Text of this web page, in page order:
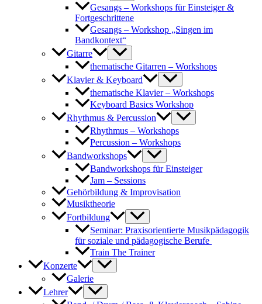
Gesangs – Workshops für Einsteiger &
Fortgeschrittene
Gesangs – Workshop „Singen im
Bandkontext“
Gitarre
thematische Gitarren – Workshops
Klavier & Keyboard
thematische Klavier – Workshops
Keyboard Basics Workshop
Rhythmus & Percussion
Rhythmus – Workshops
Percussion – Workshops
Bandworkshops
Bandworkshops für Einsteiger
Jam – Sessions
Gehörbildung & Improvisation
Musiktheorie
Fortbildung
Seminar: Praxisorientierte Musikpädagogik
für soziale und pädagogische Berufe
Train The Trainer
Konzerte
Galerie
Lehrer